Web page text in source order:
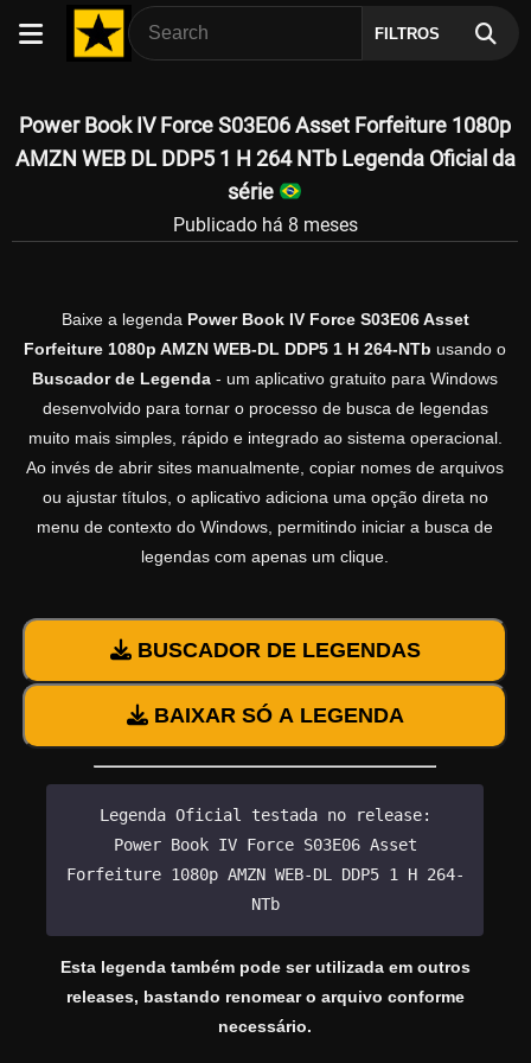
FILTROS
Power Book IV Force S03E06 Asset Forfeiture 1080p
AMZN WEB DL DDP5 1 H 264 NTb Legenda Oficial da
série
Publicado há 8 meses
Baixe a legenda Power Book IV Force S03E06 Asset
Forfeiture 1080p AMZN WEB-DL DDP5 1 H 264-NTb usando o
Buscador de Legenda - um aplicativo gratuito para Windows
desenvolvido para tornar o processo de busca de legendas
muito mais simples, rápido e integrado ao sistema operacional.
Ao invés de abrir sites manualmente, copiar nomes de arquivos
ou ajustar títulos, o aplicativo adiciona uma opção direta no
menu de contexto do Windows, permitindo iniciar a busca de
legendas com apenas um clique.
BUSCADOR DE LEGENDAS
BAIXAR SÓ A LEGENDA
Legenda Oficial testada no release:
Power Book IV Force S03E06 Asset
Forfeiture 1080p AMZN WEB-DL DDP5 1 H 264-
NTb
Esta legenda também pode ser utilizada em outros
releases, bastando renomear o arquivo conforme
necessário.